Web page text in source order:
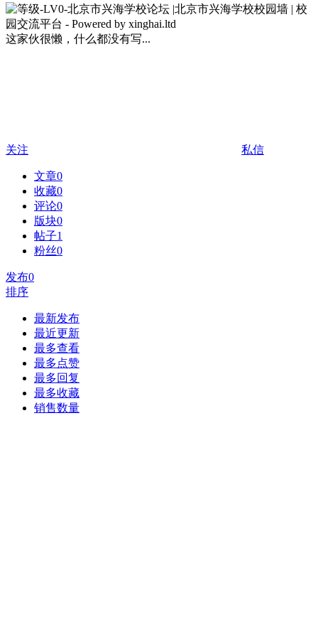
这家伙很懒，什么都没有写...
关注 私信
文章0
收藏0
评论0
版块0
帖子1
粉丝0
发布0
排序
最新发布
最近更新
最多查看
最多点赞
最多回复
最多收藏
销售数量